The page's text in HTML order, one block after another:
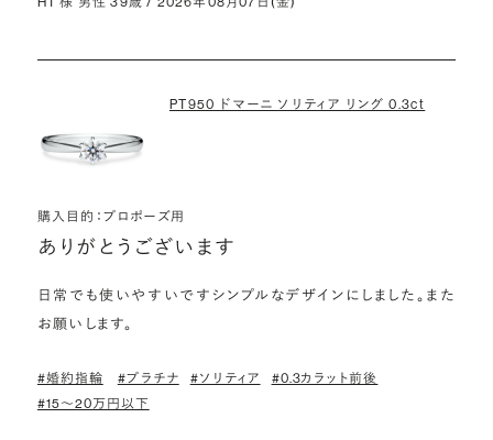
PT950 ドマーニ ソリティア リング 0.3ct
購入目的：プロポーズ用
ありがとうございます
日常でも使いやすいですシンプルなデザインにしました。また
お願いします。
#婚約指輪 #プラチナ #ソリティア
#0.3カラット前後
#15〜20万円以下